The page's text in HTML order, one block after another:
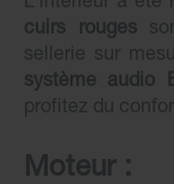
cuirs rouges
sellerie sur
système audio
profitez du
Moteur :